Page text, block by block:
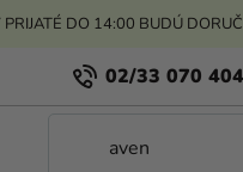
PRIJATÉ DO 14:00 BUDÚ
02/33 070 404